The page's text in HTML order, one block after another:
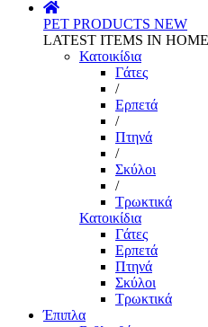
PET PRODUCTS NEW
LATEST ITEMS IN HOME
Κατοικίδια
Γάτες
/
Ερπετά
/
Πτηνά
/
Σκύλοι
/
Τρωκτικά
Κατοικίδια
Γάτες
Ερπετά
Πτηνά
Σκύλοι
Τρωκτικά
Έπιπλα